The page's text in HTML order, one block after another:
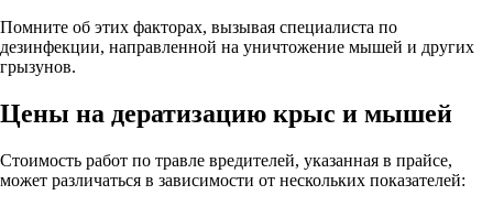
Помните об этих факторах, вызывая специалиста по
дезинфекции, направленной на уничтожение мышей и других
грызунов.
Цены на дератизацию крыс и мышей
Стоимость работ по травле вредителей, указанная в прайсе,
может различаться в зависимости от нескольких показателей: